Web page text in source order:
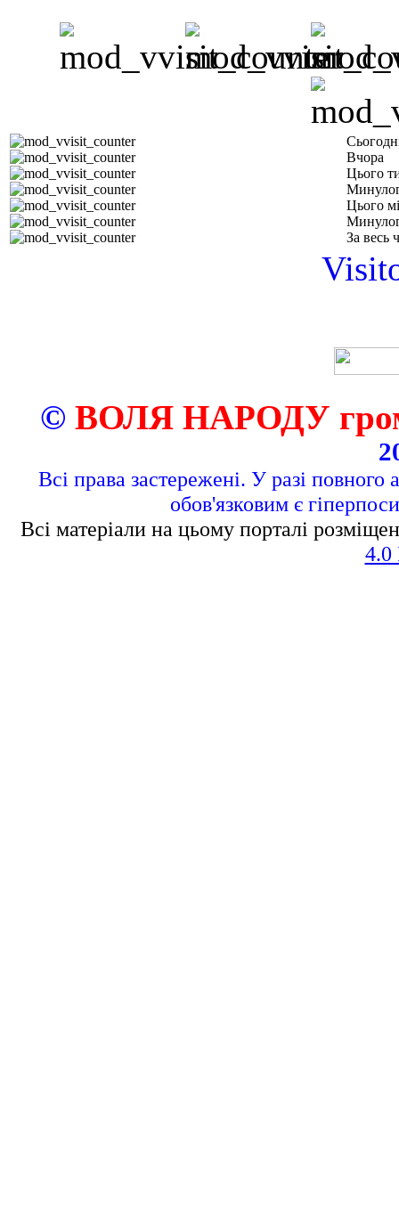
Вчора
Цього
Цього
За весь
© ВОЛЯ НАРОДУ
Всі права застережені. У разі повного
обов'язковим є
Всі матеріали на цьому порталі
4.0